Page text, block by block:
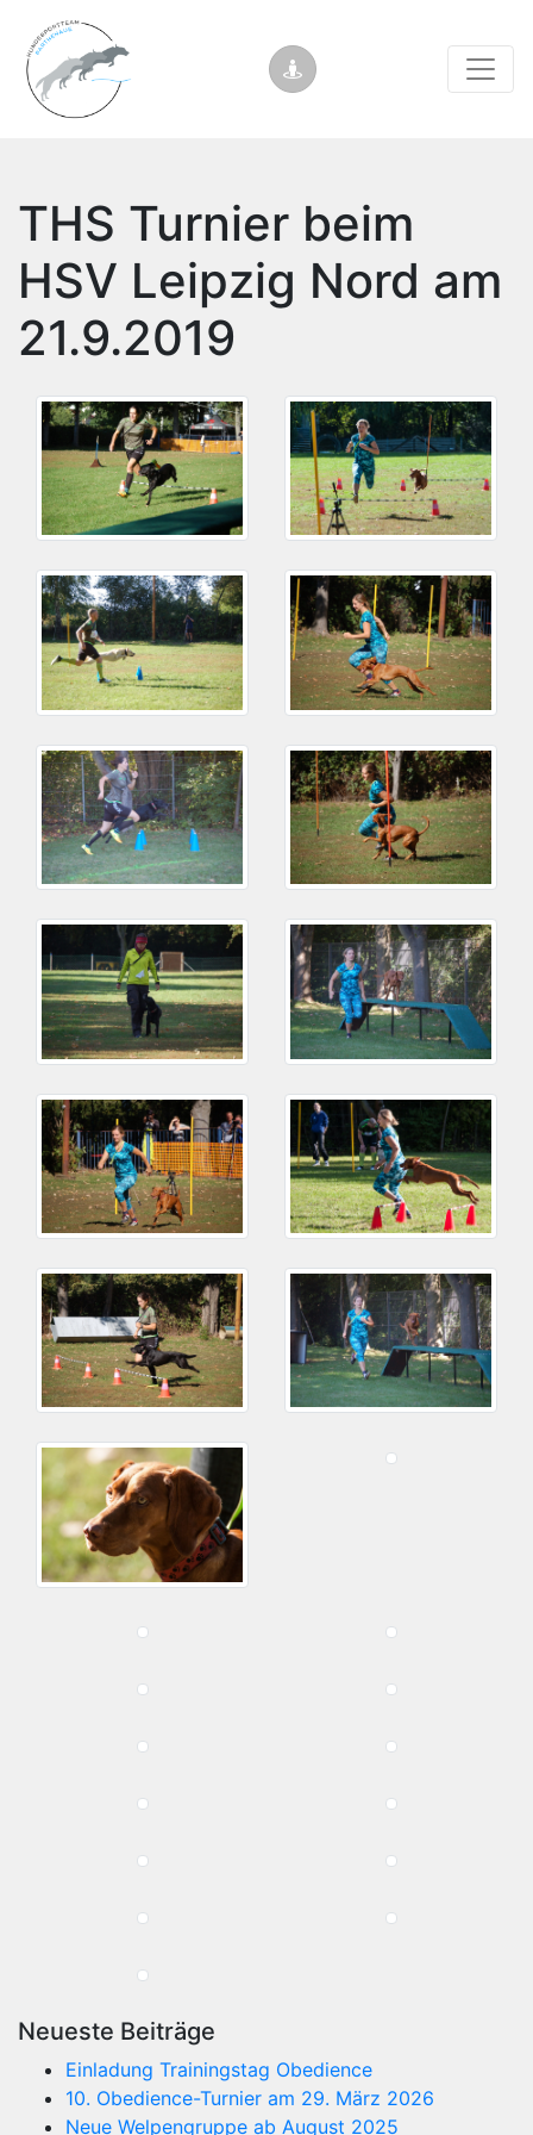
THS Turnier beim
HSV Leipzig Nord am
21.9.2019
Neueste Beiträge
Einladung Trainingstag Obedience
10. Obedience-Turnier am 29. März 2026
Neue Welpengruppe ab August 2025